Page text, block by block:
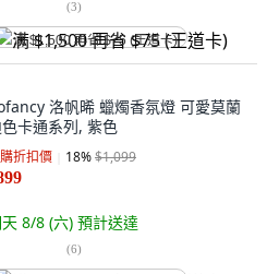
(3)
满 $1,500 再省 $75 (王道卡)
洛帆晞 蠟燭香氛燈 可愛莫蘭
卡通系列, 紫色
折扣價 18%$1,099
8/8 (六) 預計送達
(6)